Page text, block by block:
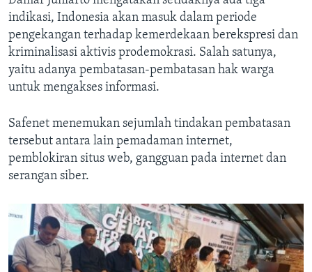
indikasi, Indonesia akan masuk dalam periode
pengekangan terhadap kemerdekaan berekspresi dan
kriminalisasi aktivis prodemokrasi. Salah satunya,
yaitu adanya pembatasan-pembatasan hak warga
untuk mengakses informasi.
Safenet menemukan sejumlah tindakan pembatasan
tersebut antara lain pemadaman internet,
pemblokiran situs web, gangguan pada internet dan
serangan siber.